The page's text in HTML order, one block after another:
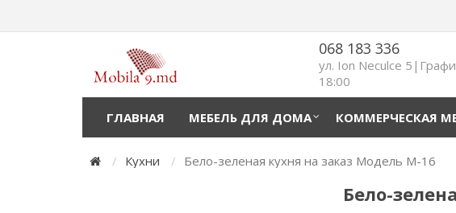
068 183 336
ул. Ion Neculce
18:00
ГЛАВНАЯ МЕБЕЛЬ ДЛЯ ДОМА КОММЕРЧЕСКАЯ
Кухни Бело-зеленая кухня на заказ Модель M-16
Бело-